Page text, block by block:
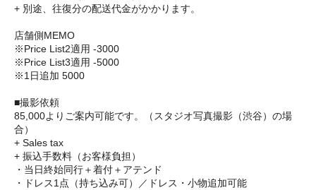
+ 別途、往復分の配送代金がかかります。
店舗側MEMO
※Price List2適用 -3000
※Price List3適用 -5000
※1日追加 5000
■撮影依頼
85,000よりご案内可能です。（スタジオ写真撮影（渋谷）の場
合）
+ Sales tax
+ 振込手数料（お客様負担）
・当日終始同行＋着付＋アテンド
・ドレス1点（持ち込み可）／ドレス・小物追加可能